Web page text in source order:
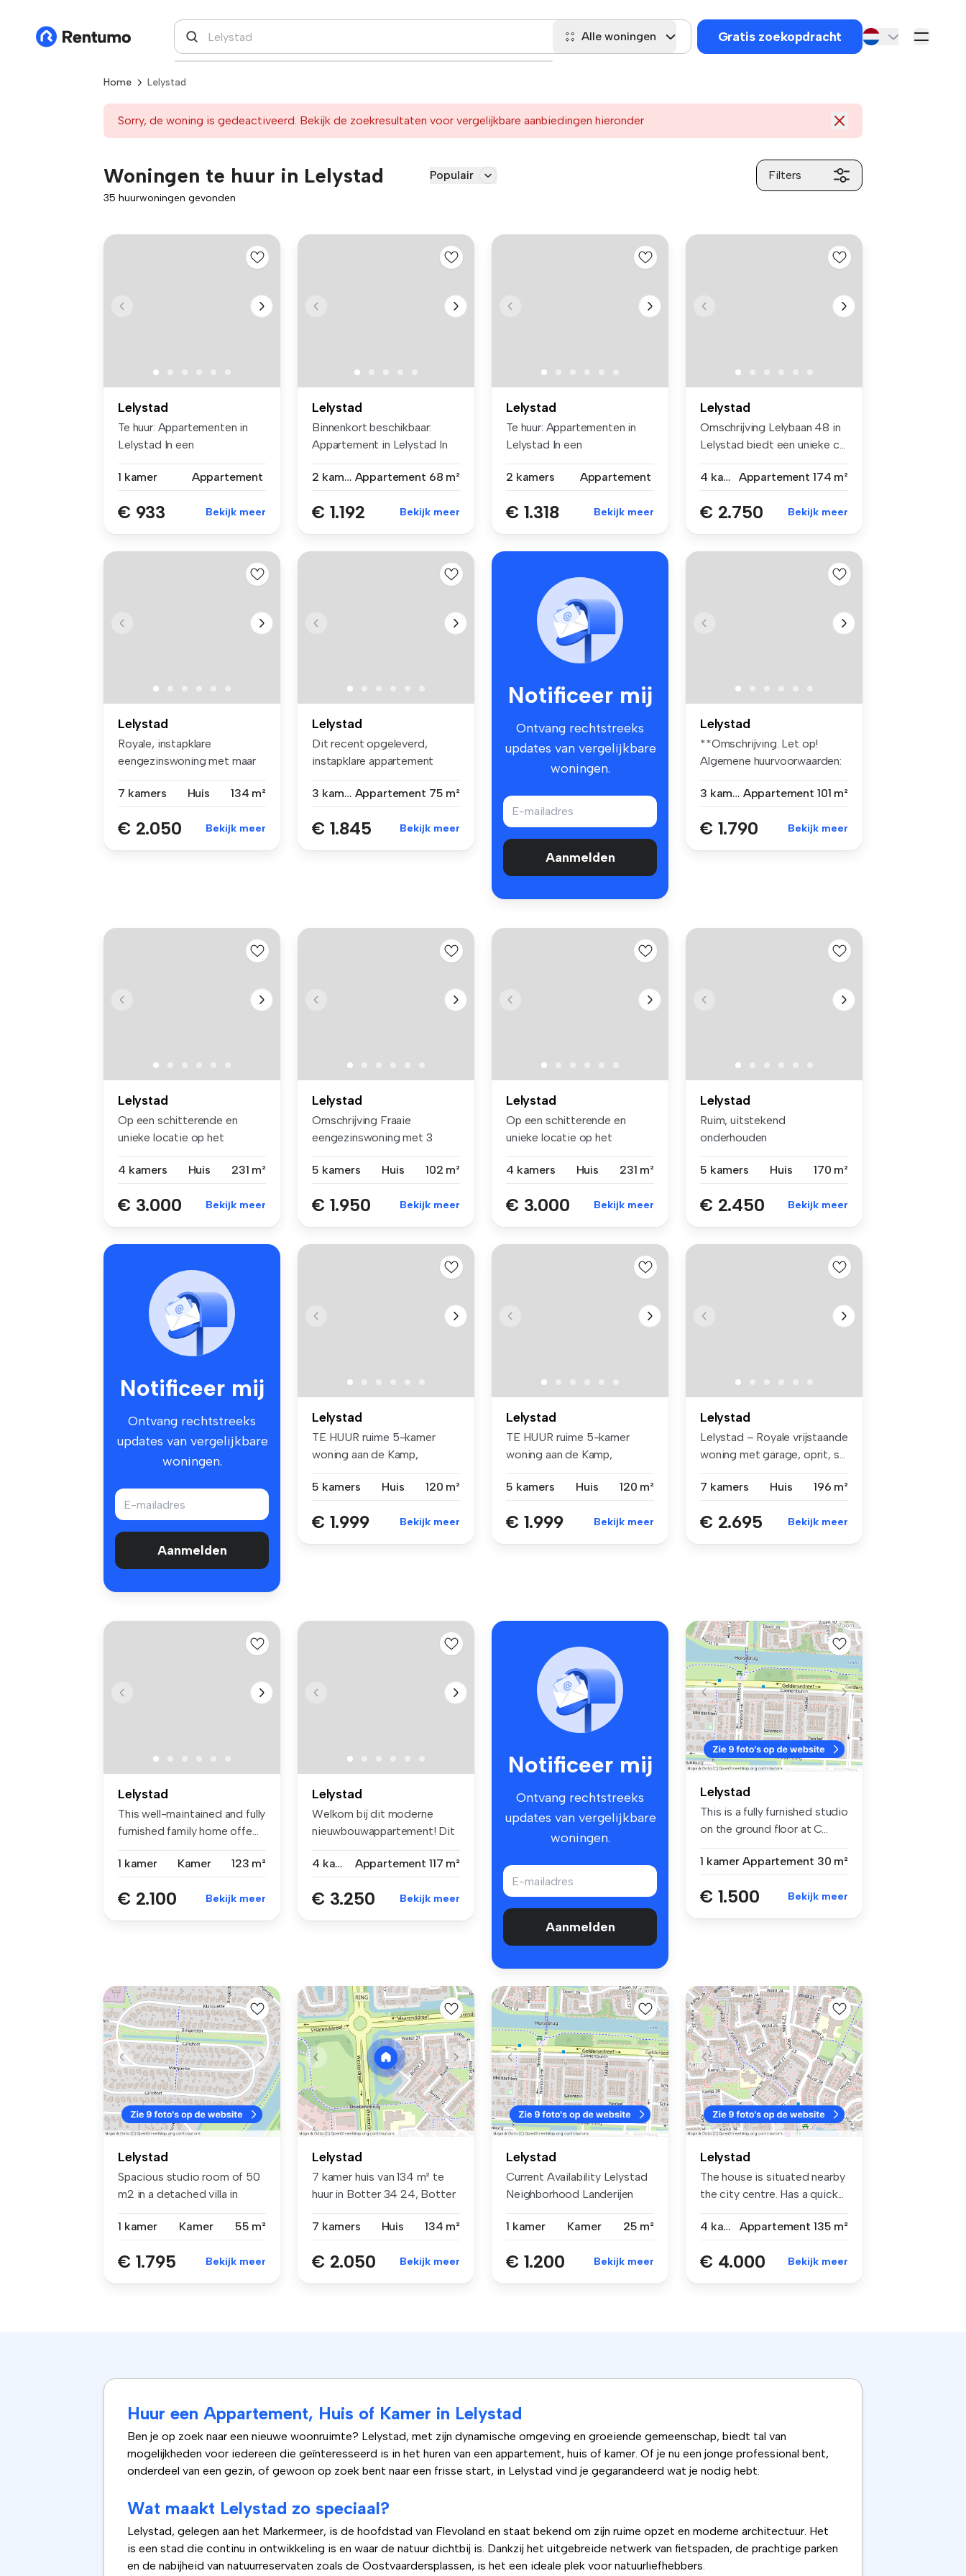
Alle woningen Gratis zoekopdracht
Home Lelystad
Sorry, de woning is gedeactiveerd. Bekijk de zoekresultaten voor vergelijkbare aanbiedingen hieronder
Woningen te huur in Lelystad Populair Filters
35 huurwoningen gevonden
Lelystad
Te huur: Appartementen in
Lelystad In een
1 kamer
Appartement
€ 933 Bekijk meer
Lelystad
Binnenkort beschikbaar:
Appartement in Lelystad In
2 kamers Appartement 68 m²
€ 1.192 Bekijk meer
Lelystad
Te huur: Appartementen in
Lelystad In een
2 kamers
Appartement
€ 1.318 Bekijk meer
Lelystad
Omschrijving Lelybaan 48 in
Lelystad biedt een unieke c...
4 kamers Appartement 174 m²
€ 2.750 Bekijk meer
Lelystad
Royale, instapklare
eengezinswoning met maar
7 kamers
Huis 134 m²
€ 2.050 Bekijk meer
Lelystad
Dit recent opgeleverd,
instapklare appartement
3 kamers Appartement 75 m²
€ 1.845 Bekijk meer
Notificeer mij
Ontvang rechtstreeks
updates van vergelijkbare
woningen.
Aanmelden
Lelystad
**Omschrijving. Let op!
Algemene huurvoorwaarden:
3 kamers Appartement 101 m²
€ 1.790 Bekijk meer
Lelystad
Op een schitterende en
unieke locatie op het
4 kamers
Huis 231 m²
€ 3.000 Bekijk meer
Lelystad
Omschrijving Fraaie
eengezinswoning met 3
5 kamers
Huis 102 m²
€ 1.950 Bekijk meer
Lelystad
Op een schitterende en
unieke locatie op het
4 kamers
Huis 231 m²
€ 3.000 Bekijk meer
Lelystad
Ruim, uitstekend
onderhouden
met v...
5 kamers Huis 170 m²
€ 2.450 Bekijk meer
Notificeer mij
Ontvang rechtstreeks
updates van vergelijkbare
woningen.
Aanmelden
Lelystad
TE HUUR ruime 5-kamer
woning aan de Kamp,
5 kamers
Huis 120 m²
€ 1.999 Bekijk meer
Lelystad
TE HUUR ruime 5-kamer
woning aan de Kamp,
5 kamers
Huis 120 m²
€ 1.999 Bekijk meer
Lelystad
Lelystad – Royale vrijstaande
woning met garage, oprit, s...
7 kamers Huis 196 m²
€ 2.695 Bekijk meer
Lelystad
This well-maintained and fully
furnished family home offe...
1 kamer Kamer 123 m²
€ 2.100 Bekijk meer
Lelystad
Welkom bij dit moderne
nieuwbouwappartement! Dit
4 kamers
Appartement 117 m²
€ 3.250 Bekijk meer
Notificeer mij
Ontvang rechtstreeks
updates van vergelijkbare
woningen.
Aanmelden
Lelystad
This is a fully furnished studio
on the ground floor at C...
1 kamer Appartement 30 m²
€ 1.500 Bekijk meer
Lelystad
Spacious studio room of 50
m2 in a detached villa in
1 kamer
Kamer 55 m²
€ 1.795 Bekijk meer
Lelystad
7 kamer huis van 134 m² te
huur in Botter 34 24, Botter
7 kamers
Huis 134 m²
€ 2.050 Bekijk meer
Lelystad
Current Availability Lelystad
Neighborhood Landerijen
1 kamer
Kamer 25 m²
€ 1.200 Bekijk meer
Lelystad
The house is situated nearby
the city centre. Has a quick...
4 kamers Appartement 135 m²
€ 4.000 Bekijk meer
Huur een Appartement, Huis of Kamer in Lelystad
Ben je op zoek naar een nieuwe woonruimte? Lelystad, met zijn dynamische omgeving en groeiende gemeenschap, biedt tal van
mogelijkheden voor iedereen die geïnteresseerd is in het huren van een appartement, huis of kamer. Of je nu een jonge professional bent,
onderdeel van een gezin, of gewoon op zoek bent naar een frisse start, in Lelystad vind je gegarandeerd wat je nodig hebt.
Wat maakt Lelystad zo speciaal?
Lelystad, gelegen aan het Markermeer, is de hoofdstad van Flevoland en staat bekend om zijn ruime opzet en moderne architectuur. Het
is een stad die continu in ontwikkeling is en waar de natuur dichtbij is. Dankzij het uitgebreide netwerk van fietspaden, de prachtige parken
en de nabijheid van natuurreservaten zoals de Oostvaardersplassen, is het een ideale plek voor natuurliefhebbers.